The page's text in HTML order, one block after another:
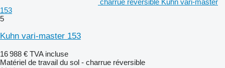
153
5
Kuhn vari-master 153
16 988 € TVA incluse
Matériel de travail du sol - charrue réversible